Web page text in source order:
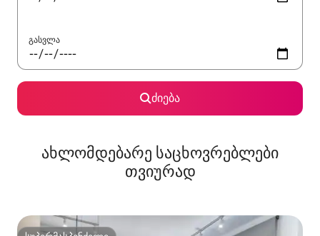
გასვლა
ძიება
ახლომდებარე საცხოვრებლები
თვიურად